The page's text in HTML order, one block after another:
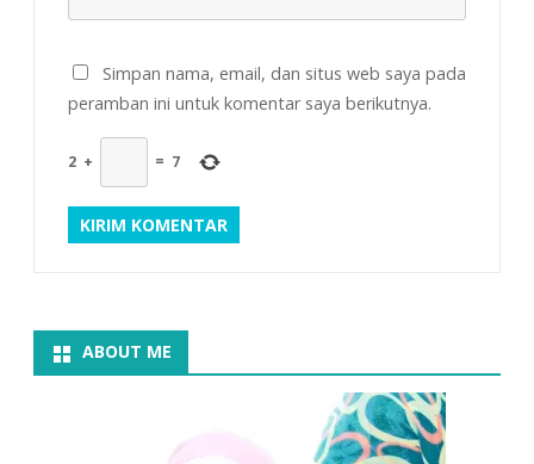
Simpan nama, email, dan situs web saya pada
peramban ini untuk komentar saya berikutnya.
2 + = 7
ABOUT ME